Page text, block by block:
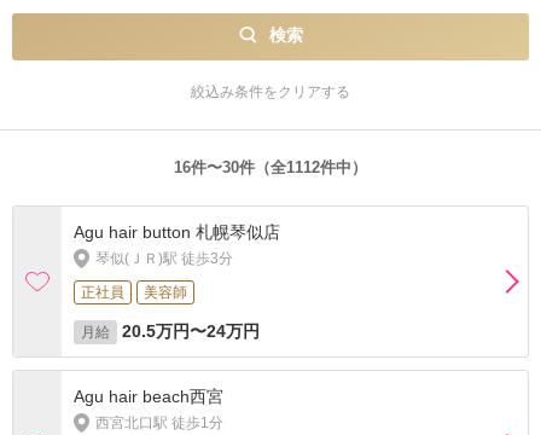
検索
絞込み条件をクリアする
16件〜30件（全1112件中）
Agu hair button 札幌琴似店
琴似(ＪＲ)駅 徒歩3分
正社員
美容師
月給 20.5万円〜24万円
Agu hair beach西宮
西宮北口駅 徒歩1分